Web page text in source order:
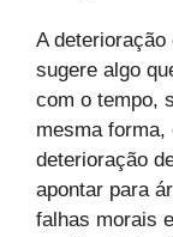
A
sugere algo
com o tempo,
mesma
deterioração
apontar para
falhas morais